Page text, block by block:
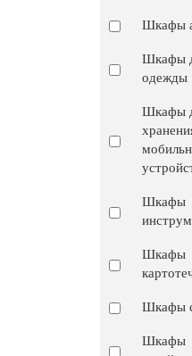
Шкафы
Шкафы
одежды
Шкафы
Шкафы
Шкафы
Шкафы
Шкафы